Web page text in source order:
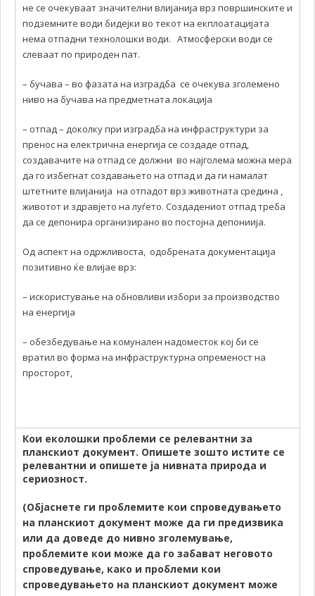
не се очекуваат значителни влијанија врз површинските и
подземните води бидејки во текот на екплоатацијата
нема отпадни технолошки води. Атмосферски води се
слеваат по природен пат.
– бучава – во фазата на изградба се очекува зголемено
ниво на бучава на предметната локација
– отпад – доколку при изградба на инфраструктури за
пренос на електрична енергија се создаде отпад,
создавачите на отпад се должни во најголема можна мера
да го избегнат создавањето на отпад и да ги намалат
штетните влијанија на отпадот врз животната средина ,
животот и здравјето на луѓето. Создадениот отпад треба
да се депонира организирано во постојна депониија.
Од аспект на одржливоста, одобрената документација
позитивно ќе влијае врз:
– искористување на обновливи избори за производство
на енергија
– обезбедување на комунален надоместок кој би се
вратил во форма на инфраструктурна опременост на
просторот,
Кои еколошки проблеми се релевантни за
планскиот документ. Опишете зошто истите се
релевантни и опишете ја нивната природа и
сериозност.
(Објаснете ги проблемите кои спроведувањето
на планскиот документ може да ги предизвика
или да доведе до нивно зголемување,
проблемите кои може да го забават неговото
спроведување, како и проблеми кои
спроведувањето на планскиот документ може